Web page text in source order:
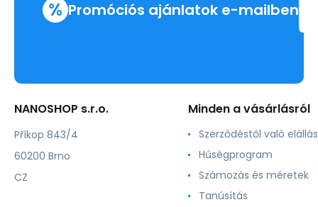
% Promóciós ajánlatok e-mailben
NANOSHOP s.r.o.
Příkop 843/4
60200 Brno
CZ
Minden a vásárlásról
Szerződéstől való elállás
Hűségprogram
Számozás és méretek
Tanúsítás